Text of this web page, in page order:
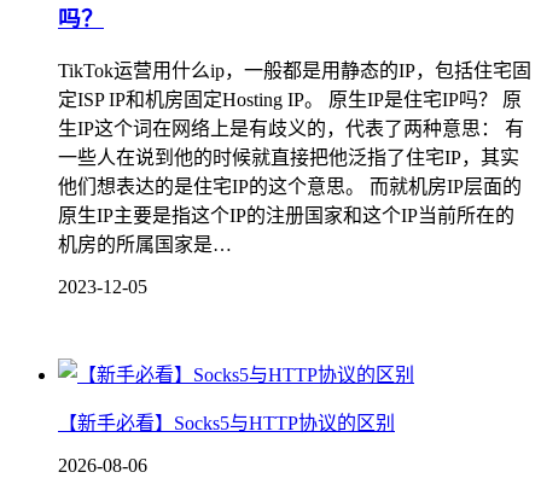
吗？
TikTok运营用什么ip，一般都是用静态的IP，包括住宅固
定ISP IP和机房固定Hosting IP。 原生IP是住宅IP吗？ 原
生IP这个词在网络上是有歧义的，代表了两种意思： 有
一些人在说到他的时候就直接把他泛指了住宅IP，其实
他们想表达的是住宅IP的这个意思。 而就机房IP层面的
原生IP主要是指这个IP的注册国家和这个IP当前所在的
机房的所属国家是…
2023-12-05
【新手必看】Socks5与HTTP协议的区别
2026-08-06